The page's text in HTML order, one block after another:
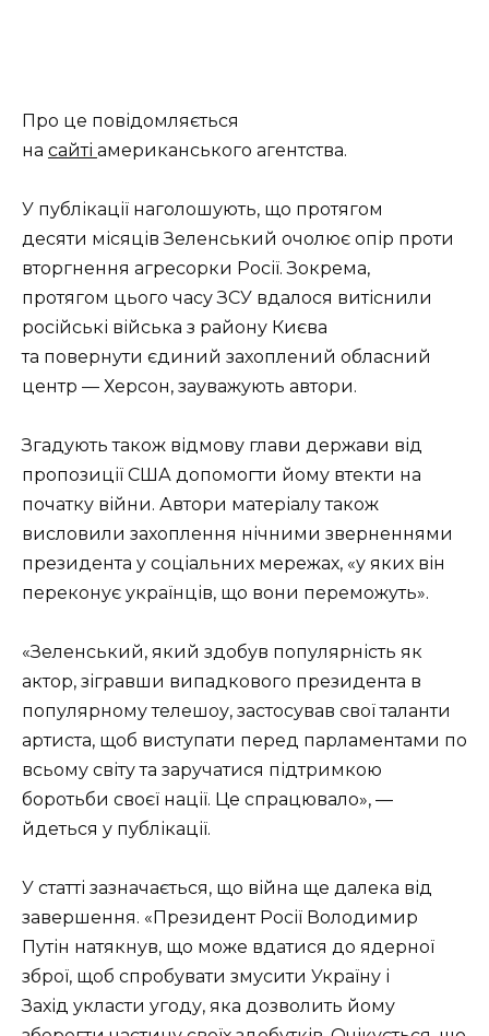
Про це повідомляється
на сайті американського агентства.
У публікації наголошують, що протягом
десяти місяців Зеленський очолює опір проти
вторгнення агресорки Росії. Зокрема,
протягом цього часу ЗСУ вдалося витіснили
російські війська з району Києва
та повернути єдиний захоплений обласний
центр — Херсон, зауважують автори.
Згадують також відмову глави держави від
пропозиції США допомогти йому втекти на
початку війни. Автори матеріалу також
висловили захоплення нічними зверненнями
президента у соціальних мережах, «у яких він
переконує українців, що вони переможуть».
«Зеленський, який здобув популярність як
актор, зігравши випадкового президента в
популярному телешоу, застосував свої таланти
артиста, щоб виступати перед парламентами по
всьому світу та заручатися підтримкою
боротьби своєї нації. Це спрацювало», —
йдеться у публікації.
У статті зазначається, що війна ще далека від
завершення. «Президент Росії Володимир
Путін натякнув, що може вдатися до ядерної
зброї, щоб спробувати змусити Україну і
Захід укласти угоду, яка дозволить йому